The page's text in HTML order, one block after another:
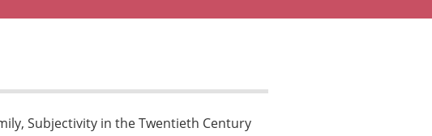
Subjectivity in the Twentieth Century